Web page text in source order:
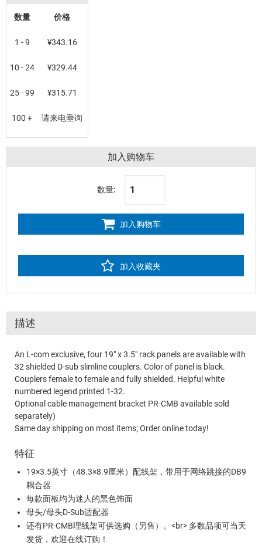
数量 价格
1 - 9 ¥343.16
10 - 24 ¥329.44
25 - 99 ¥315.71
100 + 请来电垂询
加入购物车
数量:
加入购物车
加入收藏夹
描述
An L-com exclusive, four 19" x 3.5" rack panels are available with
32 shielded D-sub slimline couplers. Color of panel is black.
Couplers female to female and fully shielded. Helpful white
numbered legend printed 1-32.
Optional cable management bracket PR-CMB available sold
separately)
Same day shipping on most items; Order online today!
特征
19×3.5英寸（48.3×8.9厘米）配线架，带用于网络跳接的DB9
耦合器
每款面板均为迷人的黑色饰面
母头/母头D-Sub适配器
还有PR-CMB理线架可供选购（另售）。<br> 多数品项可当天
发货，欢迎在线订购！